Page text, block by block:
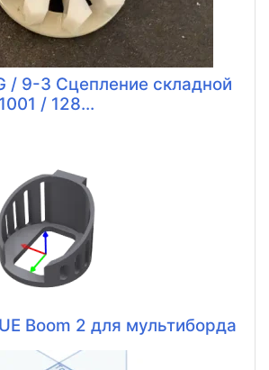
/ 9-3 Сцепление складной
/ 128...
Boom 2 для мультиборда